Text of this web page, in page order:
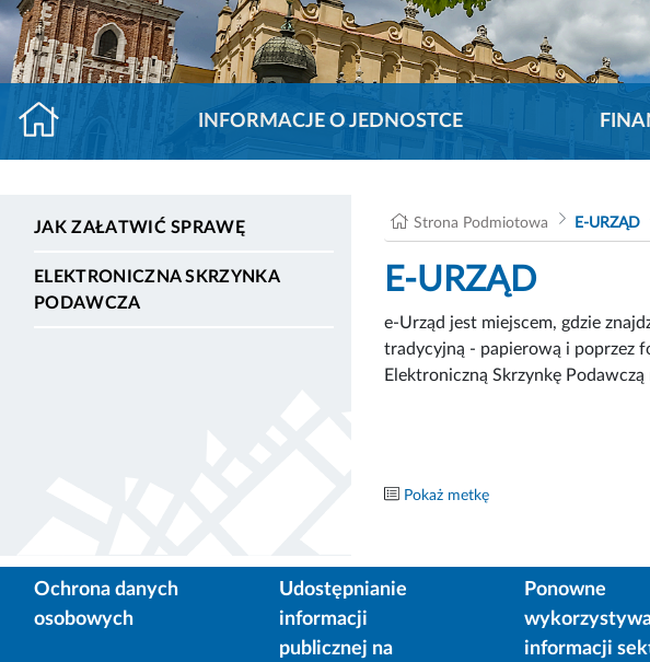
INFORMACJE O JEDNOSTCE
JAK ZAŁATWIĆ SPRAWĘ
ELEKTRONICZNA SKRZYNKA
PODAWCZA
Strona Podmiotowa E-URZĄD
E-URZĄD
e-Urząd jest miejscem, gdzie
tradycyjną - papierową i poprzez
Elektroniczną Skrzynkę Podawczą
Pokaż metkę
Ochrona danych
osobowych
Udostępnianie
informacji
publicznej na
Ponowne
informacji